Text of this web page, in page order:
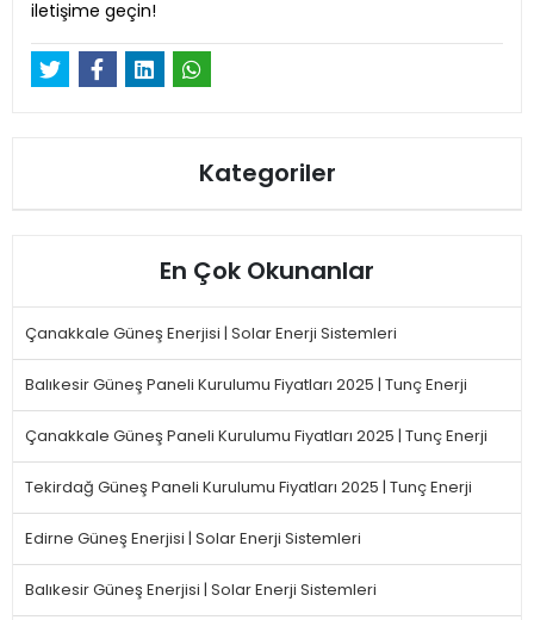
iletişime geçin!
Kategoriler
En Çok Okunanlar
Çanakkale Güneş Enerjisi | Solar Enerji Sistemleri
Balıkesir Güneş Paneli Kurulumu Fiyatları 2025 | Tunç Enerji
Çanakkale Güneş Paneli Kurulumu Fiyatları 2025 | Tunç Enerji
Tekirdağ Güneş Paneli Kurulumu Fiyatları 2025 | Tunç Enerji
Edirne Güneş Enerjisi | Solar Enerji Sistemleri
Balıkesir Güneş Enerjisi | Solar Enerji Sistemleri